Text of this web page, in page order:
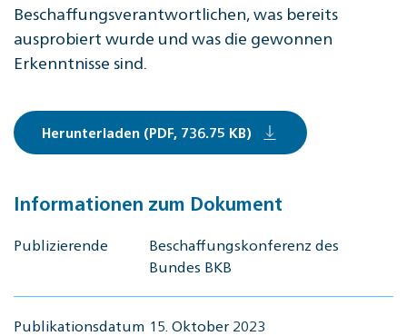
Beschaffungsverantwortlichen, was bereits
ausprobiert wurde und was die gewonnen
Erkenntnisse sind.
Herunterladen (PDF, 736.75 KB)
Informationen zum Dokument
Publizierende
Beschaffungskonferenz des
Bundes BKB
Publikationsdatum 15. Oktober 2023